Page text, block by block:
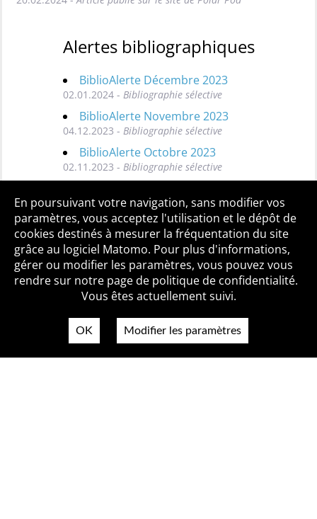
Alertes bibliographiques
BiblioAlerte Décembre 2023
02.01.2024 - Bibliographie sélective
BiblioAlerte Novembre 2023
04.12.2023 - Bibliographie sélective
BiblioAlerte Octobre 2023
02.11.2023 - Bibliographie sélective
Toutes les BiblioAlertes
Qui sommes-nous ? Mentions légales
Accessibilité
Politique de confidentialité
Contact
En poursuivant votre navigation, sans modifier vos
paramètres, vous acceptez l'utilisation et le dépôt de
cookies destinés à mesurer la fréquentation du site
grâce au logiciel Matomo. Pour plus d'informations,
gérer ou modifier les paramètres, vous pouvez vous
rendre sur notre page de politique de confidentialité.
Vous êtes actuellement suivi.
OK Modifier les paramètres